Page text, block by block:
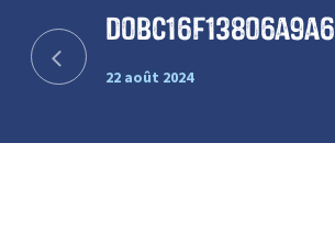
d0bc16f13806a9a6
22 août 2024